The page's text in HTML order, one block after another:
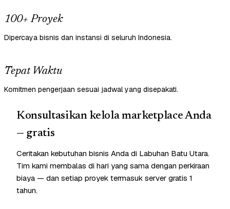
100+ Proyek
Dipercaya bisnis dan instansi di seluruh Indonesia.
Tepat Waktu
Komitmen pengerjaan sesuai jadwal yang disepakati.
Konsultasikan kelola marketplace Anda
— gratis
Ceritakan kebutuhan bisnis Anda di Labuhan Batu Utara.
Tim kami membalas di hari yang sama dengan perkiraan
biaya — dan setiap proyek termasuk server gratis 1
tahun.